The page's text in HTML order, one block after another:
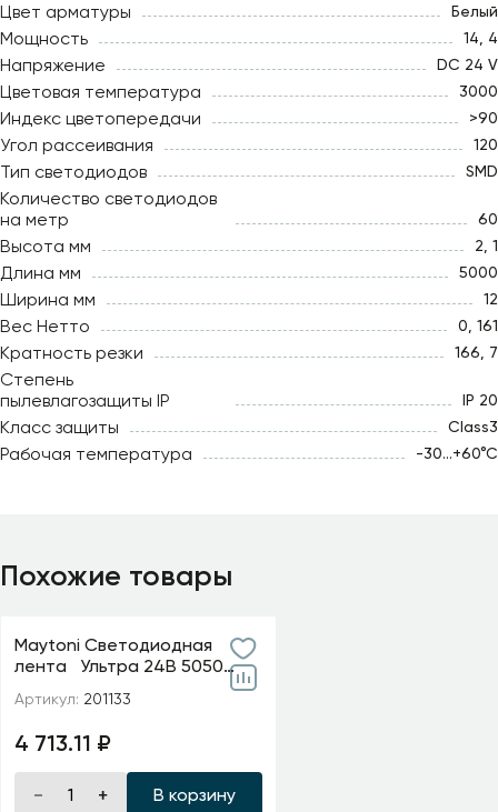
Цвет арматуры Белый
Мощность 14, 4
Напряжение DC 24 V
Цветовая температура 3000
Индекс цветопередачи >90
Угол рассеивания 120
Тип светодиодов SMD
Количество светодиодов
на метр
60
Высота мм 2, 1
Длина мм 5000
Ширина мм 12
Вес Нетто 0, 161
Кратность резки 166, 7
Степень
пылевлагозащиты IP
IP 20
Класс защиты Class3
Рабочая температура -30...+60°С
Похожие товары
Maytoni Светодиодная
лента Ультра 24В 5050
14,4Вт/м Цветная (RGB)+W
4000К 5м IP 20 201133
Артикул: 201133
4 713.11 ₽
В корзину